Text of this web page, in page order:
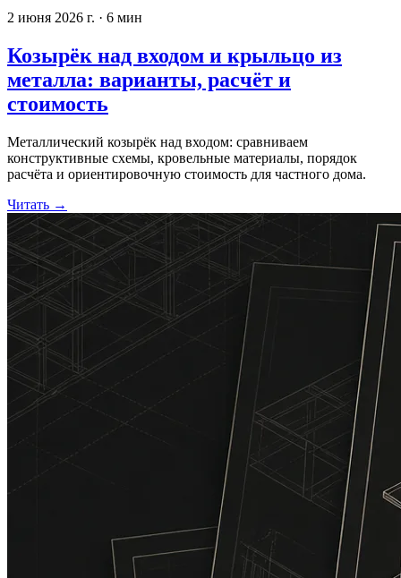
2 июня 2026 г. · 6 мин
Козырёк над входом и крыльцо из
металла: варианты, расчёт и
стоимость
Металлический козырёк над входом: сравниваем
конструктивные схемы, кровельные материалы, порядок
расчёта и ориентировочную стоимость для частного дома.
Читать →